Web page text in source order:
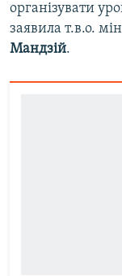
організувати
заявила т.в.о.
Мандзій.